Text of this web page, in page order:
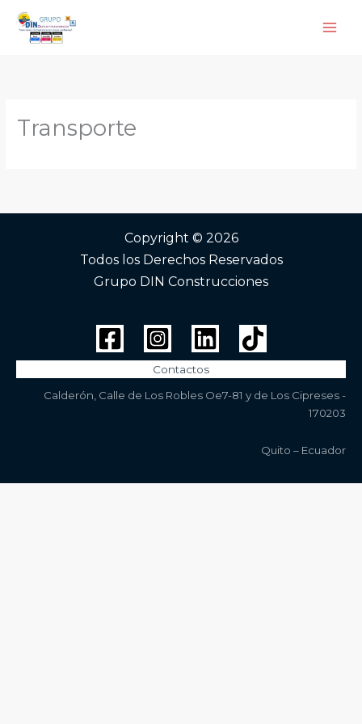
contenido
Transporte
Copyright © 2026
Todos los Derechos Reservados
Grupo DIN Construcciones
Contactos
Calderón, Calle de Los Robles Oe7-81 y de Los Cipreses -
170203
Quito – Ecuador